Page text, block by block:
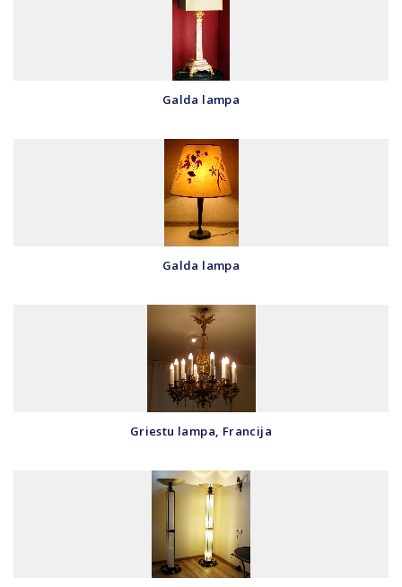
Galda lampa
Galda lampa
Griestu lampa, Francija